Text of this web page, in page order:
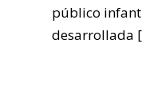
público
desarrollada